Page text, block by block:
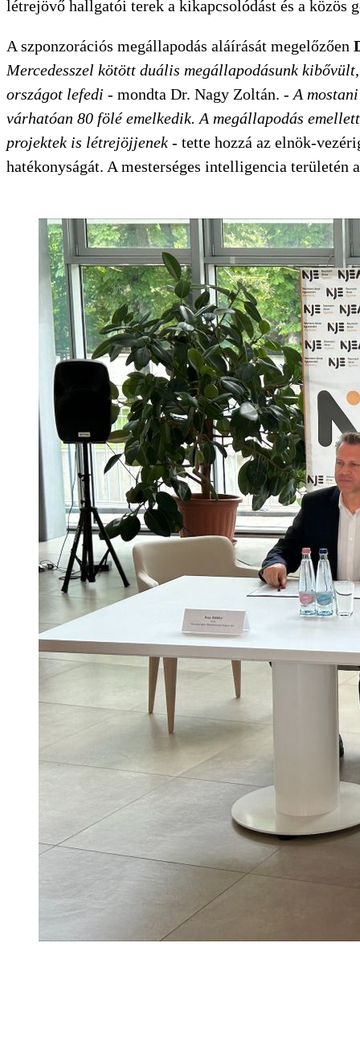
létrejövő hallgatói terek a kikapcsolódást és a
A szponzorációs megállapodás aláírását megelőzően
Mercedesszel kötött duális megállapodásunk
országot lefedi - mondta Dr. Nagy Zoltán. - A
várhatóan 80 fölé emelkedik. A megállapodás
projektek is létrejöjjenek - tette hozzá az elnök-
hatékonyságát. A mesterséges intelligencia